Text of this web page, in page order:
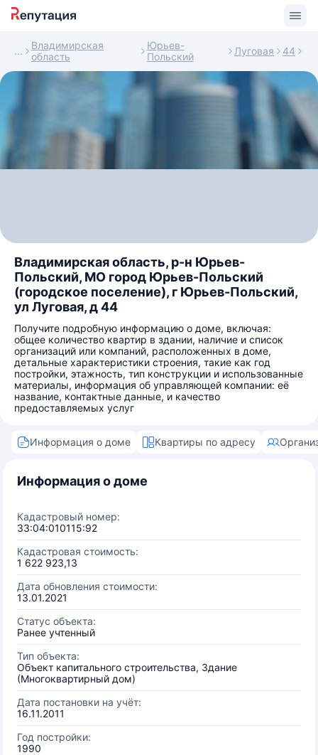
Владимирская
область
Юрьев-
Польский
Луговая 44
Владимирская область, р-н Юрьев-
Польский, МО город Юрьев-Польский
(городское поселение), г Юрьев-Польский,
ул Луговая, д 44
Получите подробную информацию о доме, включая:
общее количество квартир в здании, наличие и список
организаций или компаний, расположенных в доме,
детальные характеристики строения, такие как год
постройки, этажность, тип конструкции и использованные
материалы, информация об управляющей компании: её
название, контактные данные, и качество
предоставляемых услуг
Информация о доме Квартиры по адресу
Информация о доме
Кадастровый номер:
33:04:010115:92
Кадастровая стоимость:
1 622 923,13
Дата обновления стоимости:
13.01.2021
Статус объекта:
Ранее учтенный
Тип объекта:
Объект капитального строительства, Здание
(Многоквартирный дом)
Дата постановки на учёт:
16.11.2011
Год постройки:
1990